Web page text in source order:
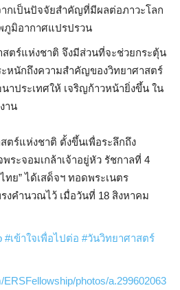
กเป็นปัจจัยสำคัญที่มีผลต่อภาวะโลก
ภูมิอากาศแปรปรวน
ตร์แห่งชาติ จึงมีส่วนที่จะช่วยกระตุ้น
หนักถึงความสำคัญของวิทยาศาสตร์
าประเทศให้ เจริญก้าวหน้ายิ่งขึ้น ใน
าน
ตร์แห่งชาติ ตั้งขึ้นเพื่อระลึกถึง
ระจอมเกล้าเจ้าอยู่หัว รัชกาลที่ 4
ย” ได้เสด็จฯ ทอดพระเนตร
งคำนวณไว้ เมื่อวันที่ 18 สิงหาคม
#เข้าใจเพื่อไปต่อ #วันวิทยาศาสตร์
photos/a.299602063